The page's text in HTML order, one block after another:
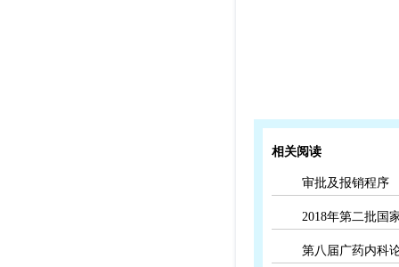
相关阅读
审批及报销程序
2018年第二批国
第八届广药内科